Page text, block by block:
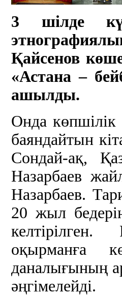
3 шілде
Қайсенов
«Астана –
ашылды.
Онда
баяндайтын
Сондай-ақ,
Назарбаев
Назарбаев.
20 жыл
оқырманға
даналығының
әңгімелейді.